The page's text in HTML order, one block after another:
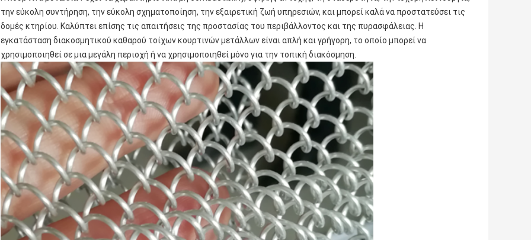
την εύκολη συντήρηση, την εύκολη σχηματοποίηση, την εξαιρετική ζωή υπηρεσιών, και μπορεί καλά να προστατεύσει τις
δομές κτηρίου. Καλύπτει επίσης τις απαιτήσεις της προστασίας του περιβάλλοντος και της πυρασφάλειας. Η
εγκατάσταση διακοσμητικού καθαρού τοίχων κουρτινών μετάλλων είναι απλή και γρήγορη, το οποίο μπορεί να
χρησιμοποιηθεί σε μια μεγάλη περιοχή ή να χρησιμοποιηθεί μόνο για την τοπική διακόσμηση.